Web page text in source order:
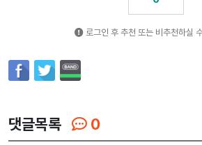
로그인 후 추천 또는 비추천하실
댓글목록 0